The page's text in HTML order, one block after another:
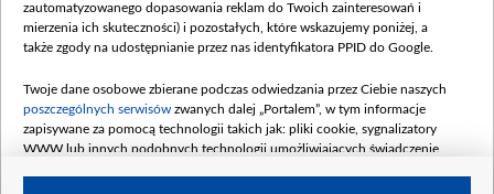
Dofinansowanie 900 000 000,00 PLN
Data podpisania umowy: LUTY 2026 (wpłata
kwiecień 180 mln, 7 maja 180 mln, 8
czerwca 90 mln)
Dofinansowanie 250 000 000,00 PLN
zautomatyzowanego dopasowania reklam do Twoich zainteresowań i
mierzenia ich skuteczności) i pozostałych, które wskazujemy poniżej, a
także zgody na udostępnianie przez nas identyfikatora PPID do Google.
Twoje dane osobowe zbierane podczas odwiedzania przez Ciebie naszych
poszczególnych serwisów zwanych dalej „Portalem”, w tym informacje
zapisywane za pomocą technologii takich jak: pliki cookie, sygnalizatory
WWW lub innych podobnych technologii umożliwiających świadczenie